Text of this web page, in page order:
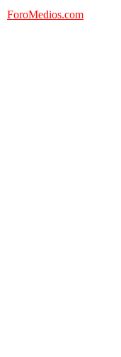
ForoMedios.com